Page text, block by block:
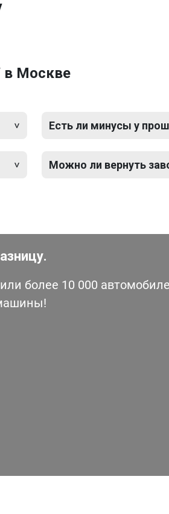
в Москве
Есть ли минусы у
Можно ли вернуть
более 10 000